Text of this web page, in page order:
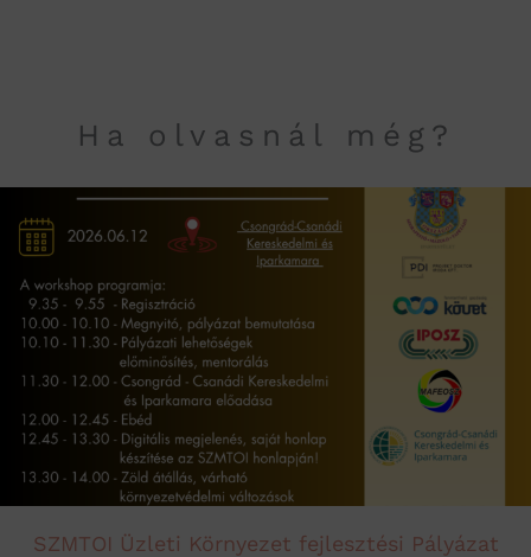
Ha olvasnál még?
SZMTOI Üzleti Környezet fejlesztési Pályázat